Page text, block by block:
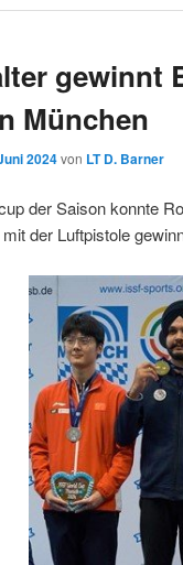
gewinnt
München
2024von LT D. Barner
der Saison konnte
der Luftpistole